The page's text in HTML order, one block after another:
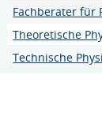
Fachberater für
Theoretische
Technische